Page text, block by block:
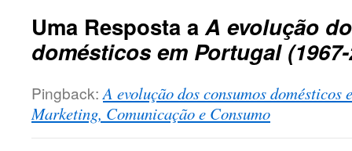
Uma Resposta aA evolução
domésticos em Portugal
Pingback: A evolução dos consumos
Marketing, Comunicação e Consumo